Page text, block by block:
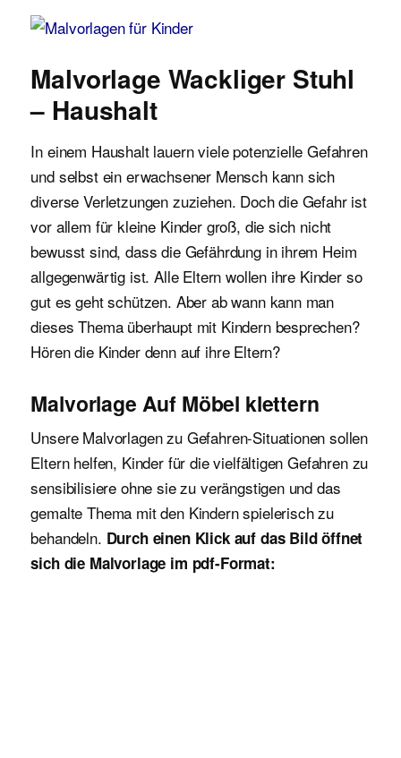
Malvorlagen für Kinder
Malvorlage Wackliger Stuhl
– Haushalt
In einem Haushalt lauern viele potenzielle Gefahren
und selbst ein erwachsener Mensch kann sich
diverse Verletzungen zuziehen. Doch die Gefahr ist
vor allem für kleine Kinder groß, die sich nicht
bewusst sind, dass die Gefährdung in ihrem Heim
allgegenwärtig ist. Alle Eltern wollen ihre Kinder so
gut es geht schützen. Aber ab wann kann man
dieses Thema überhaupt mit Kindern besprechen?
Hören die Kinder denn auf ihre Eltern?
Malvorlage Auf Möbel klettern
Unsere Malvorlagen zu Gefahren-Situationen sollen
Eltern helfen, Kinder für die vielfältigen Gefahren zu
sensibilisiere ohne sie zu verängstigen und das
gemalte Thema mit den Kindern spielerisch zu
behandeln. Durch einen Klick auf das Bild öffnet
sich die Malvorlage im pdf-Format: